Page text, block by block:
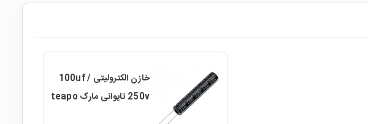
خازن الکترولیتی 100uf /
250v تایوانی مارک teapo